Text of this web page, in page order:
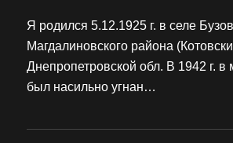
Я родился 5.12.1925 г. в селе
Магдалиновского района
Днепропетровской обл. В 1942 г.
был насильно угнан…